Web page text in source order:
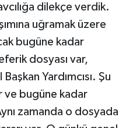
dilekçe verdik.
uğramak üzere
bugüne kadar
dosyası var,
Yardımcısı. Şu
ve bugüne kadar
zamanda o dosyada